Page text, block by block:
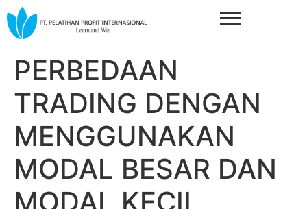
PERBEDAAN
TRADING DENGAN
MENGGUNAKAN
MODAL BESAR DAN
MODAL KECIL